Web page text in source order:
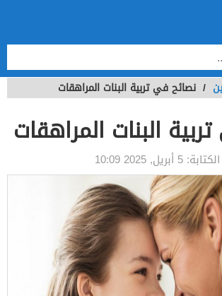
/ نصائح في تربية البنات المراهقات
البنات المراهقات
5 أبريل, 2025 10:09